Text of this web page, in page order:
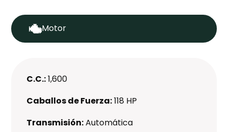
Motor
C.C.:1,600
Caballos de Fuerza:118 HP
Transmisión:Automática